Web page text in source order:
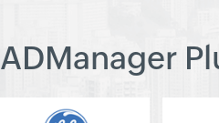
ADManager